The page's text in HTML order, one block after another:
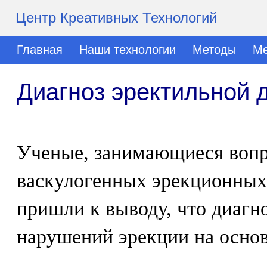
Центр Креативных Технологий
Главная Наши технологии Методы
Диагноз эректильной
Ученые, занимающиеся
васкулогенных
пришли к выводу, что
нарушений эрекции на